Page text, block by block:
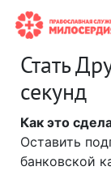
Стать
секунд
Как это
Оставить
банковской